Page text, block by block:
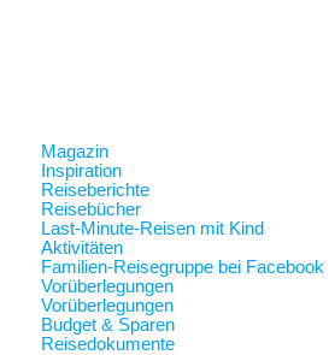
Magazin
Inspiration
Reiseberichte
Reisebücher
Last-Minute-Reisen mit Kind
Aktivitäten
Familien-Reisegruppe bei Facebook
Vorüberlegungen
Vorüberlegungen
Budget & Sparen
Reisedokumente